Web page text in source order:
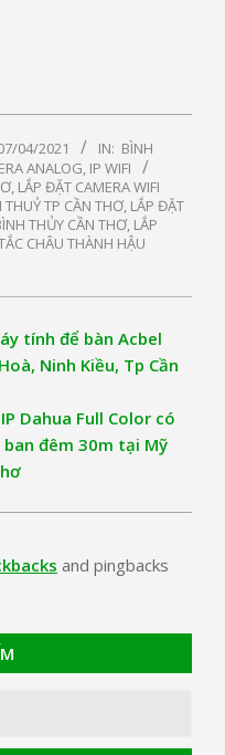
04/2021 IN: BÌNH
ANALOG, IP WIFI
, LẮP ĐẶT CAMERA WIFI
TP CẦN THƠ, LẮP ĐẶT
THỦY CẦN THƠ, LẮP
CHÂU THÀNH HẬU
tính để bàn Acbel
Ninh Kiều, Tp Cần
Dahua Full Color có
đêm 30m tại Mỹ
and pingbacks